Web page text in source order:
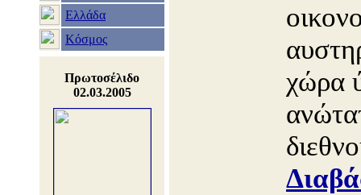
Ελλάδα
Κόσμος
Πρωτοσέλιδο
02.03.2005
χώρα